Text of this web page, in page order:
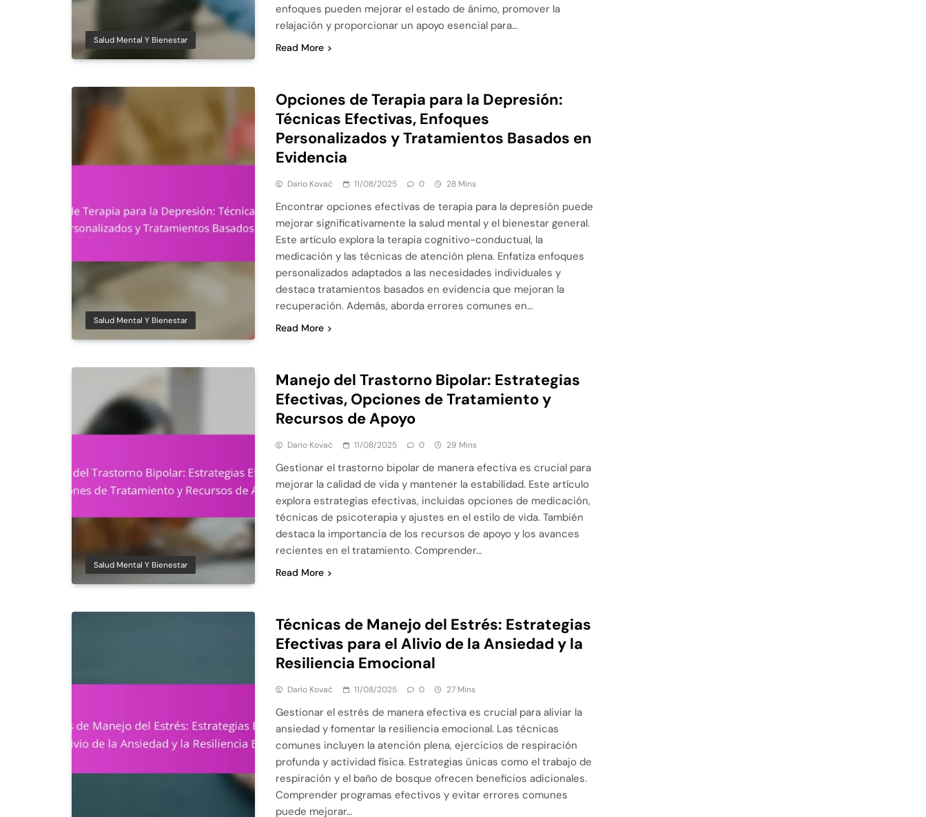
Salud Mental Y Bienestar
enfoques pueden mejorar el estado de ánimo, promover la
relajación y proporcionar un apoyo esencial para…
Read More
Salud Mental Y Bienestar
Opciones de Terapia para la Depresión:
Técnicas Efectivas, Enfoques
Personalizados y Tratamientos Basados en
Evidencia
Dario Kovač 11/08/2025 0 28 Mins
Encontrar opciones efectivas de terapia para la depresión puede
mejorar significativamente la salud mental y el bienestar general.
Este artículo explora la terapia cognitivo-conductual, la
medicación y las técnicas de atención plena. Enfatiza enfoques
personalizados adaptados a las necesidades individuales y
destaca tratamientos basados en evidencia que mejoran la
recuperación. Además, aborda errores comunes en…
Read More
Salud Mental Y Bienestar
Manejo del Trastorno Bipolar: Estrategias
Efectivas, Opciones de Tratamiento y
Recursos de Apoyo
Dario Kovač 11/08/2025 0 29 Mins
Gestionar el trastorno bipolar de manera efectiva es crucial para
mejorar la calidad de vida y mantener la estabilidad. Este artículo
explora estrategias efectivas, incluidas opciones de medicación,
técnicas de psicoterapia y ajustes en el estilo de vida. También
destaca la importancia de los recursos de apoyo y los avances
recientes en el tratamiento. Comprender…
Read More
Técnicas de Manejo del Estrés: Estrategias
Efectivas para el Alivio de la Ansiedad y la
Resiliencia Emocional
Dario Kovač 11/08/2025 0 27 Mins
Gestionar el estrés de manera efectiva es crucial para aliviar la
ansiedad y fomentar la resiliencia emocional. Las técnicas
comunes incluyen la atención plena, ejercicios de respiración
profunda y actividad física. Estrategias únicas como el trabajo de
respiración y el baño de bosque ofrecen beneficios adicionales.
Comprender programas efectivos y evitar errores comunes
puede mejorar…